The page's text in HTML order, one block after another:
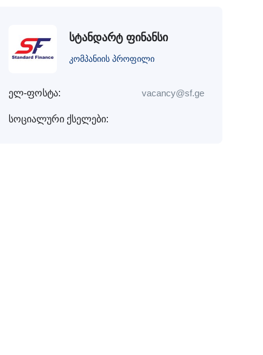
სტანდარტ ფინანსი
კომპანიის პროფილი
ელ-ფოსტა: vacancy@sf.ge
სოციალური ქსელები: